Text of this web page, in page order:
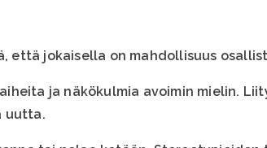
että jokaisella on mahdollisuus
ja näkökulmia avoimin mielin.
uutta.